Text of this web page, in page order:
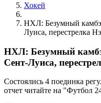
Хокей
НХЛ: Безумный
Луиса, перестрелка
НХЛ: Безумный
Сент-Луиса,
Состоялись 4 поединка
отчет читайте на "Футбол